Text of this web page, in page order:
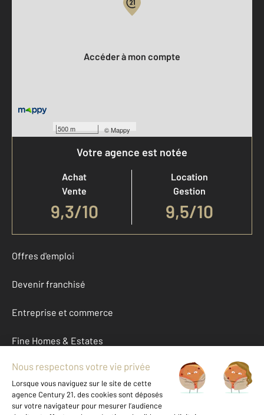
500 m ©Mappy
Accéder à mon compte
Votre agence est notée
Achat
Vente
9,3/10
Location
Gestion
9,5/10
Offres d'emploi
Devenir franchisé
Entreprise et commerce
Fine Homes & Estates
À propos
International